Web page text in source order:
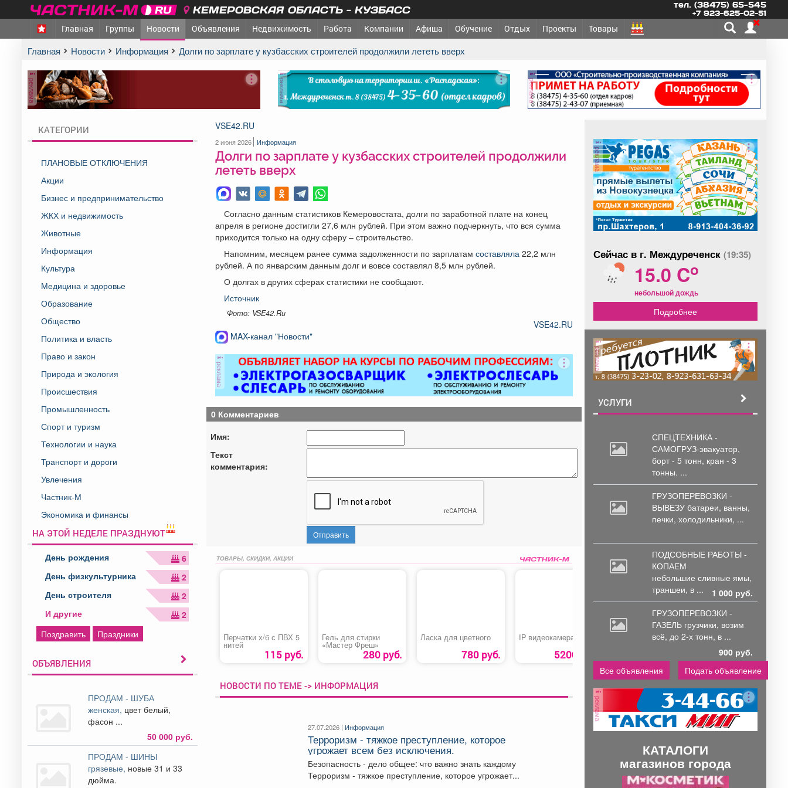
КЕМЕРОВСКАЯ ОБЛАСТЬ - КУЗБАСС тел. (38475) 65-545
+7 923-625-02-51
Главная Группы Новости Объявления Недвижимость Работа Компании Афиша Обучение Отдых Проекты Товары
Главная Новости Информация Долги по зарплате у кузбасских строителей продолжили лететь вверх
реклама реклама реклама
КАТЕГОРИИ
ПЛАНОВЫЕ ОТКЛЮЧЕНИЯ
Акции
Бизнес и предпринимательство
ЖКХ и недвижимость
Животные
Информация
Культура
Медицина и здоровье
Образование
Общество
Политика и власть
Право и закон
Природа и экология
Происшествия
Промышленность
Спорт и туризм
Технологии и наука
Транспорт и дороги
Увлечения
Частник-М
Экономика и финансы
НА ЭТОЙ НЕДЕЛЕ ПРАЗДНУЮТ
День рождения
6
День физкультурника
2
День строителя
2
И другие
2
Поздравить
Праздники
ОБЪЯВЛЕНИЯ
ПРОДАМ - ШУБА
женская, цвет белый,
фасон ...
50 000 руб.
ПРОДАМ - ШИНЫ
грязевые, новые 31 и 33
дюйма.
VSE42.RU
2 июня 2026 Информация
Долги по зарплате у кузбасских строителей продолжили
лететь вверх
Согласно данным статистиков Кемеровостата, долги по заработной плате на конец
апреля в регионе достигли 27,6 млн рублей. При этом важно подчеркнуть, что вся сумма
приходится только на одну сферу – строительство.
Напомним, месяцем ранее сумма задолженности по зарплатам составляла 22,2 млн
рублей. А по январским данным долг и вовсе составлял 8,5 млн рублей.
О долгах в других сферах статистики не сообщают.
Источник
Фото: VSE42.Ru
VSE42.RU
MAX-канал "Новости"
реклама
0 Комментариев
Имя:
Текст
комментария:
Отправить
ТОВАРЫ, СКИДКИ, АКЦИИ
Перчатки х/б с ПВХ 5
нитей
115 руб.
Гель для стирки
«Мастер Фреш»
280 руб.
Ласка для цветного
780 руб.
IP видеокaмepa RVI
5200 руб.
Перчатки нейлоновые
со вспененным
IP видеокaмepa
7499
НОВОСТИ ПО ТЕМЕ -> ИНФОРМАЦИЯ
27.07.2026 | Информация
Терроризм - тяжкое преступление, которое
угрожает всем без исключения.
Безопасность - дело общее: что важно знать каждому
Терроризм - тяжкое преступление, которое угрожает...
реклама
Сейчас в г. Междуреченск (19:35)
15.0 Co
небольшой дождь
Подробнее
реклама
УСЛУГИ
СПЕЦТЕХНИКА -
САМОГРУЗ-эвакуатор,
борт - 5 тонн, кран - 3
тонны. ...
ГРУЗОПЕРЕВОЗКИ -
ВЫВЕЗУ батареи, ванны,
печки, холодильники, ...
ПОДСОБНЫЕ РАБОТЫ -
КОПАЕМ
небольшие сливные ямы,
траншеи, в ...
1 000 руб.
ГРУЗОПЕРЕВОЗКИ -
ГАЗЕЛЬ грузчики, возим
всё, до 2-х тонн, в ...
900 руб.
Все объявления
Подать объявление
реклама
КАТАЛОГИ
магазинов города